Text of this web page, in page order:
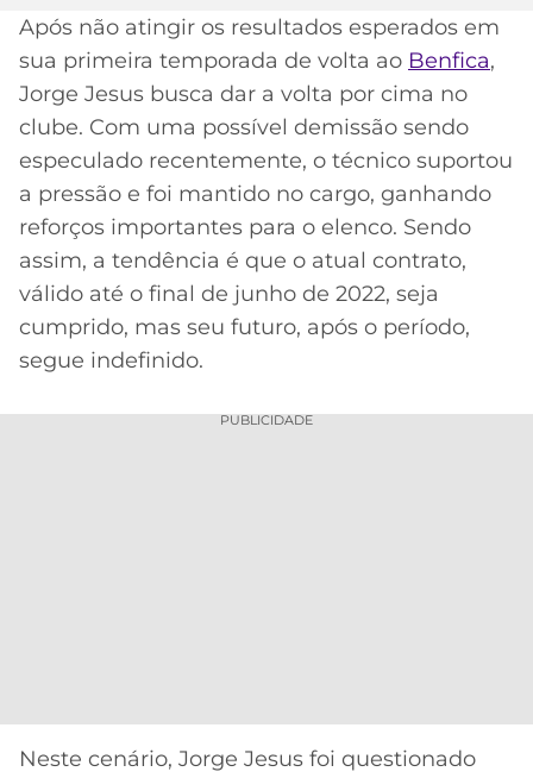
BETBOOM
CÓDIGO
DE
INDICAÇÃO
BET365
CÓDIGO
BETANO
MELHORES
APPS
DE
PALMEIRAS
CORINTHIANS
SÃO
PAULO
SANTOS
FLUMINENSE
MG
SÉRIE
A
LIBERTADORES
COPA
DO
BRASIL
PREMIER
LEAGUE
SUL-
ESPORTIVA
MERCADO
DA
BOLA
PALPITES
Após não atingir os resultados esperados em
sua primeira temporada de volta ao Benfica,
Jorge Jesus busca dar a volta por cima no
clube. Com uma possível demissão sendo
especulado recentemente, o técnico suportou
a pressão e foi mantido no cargo, ganhando
reforços importantes para o elenco. Sendo
assim, a tendência é que o atual contrato,
válido até o final de junho de 2022, seja
cumprido, mas seu futuro, após o período,
segue indefinido.
PUBLICIDADE
Neste cenário, Jorge Jesus foi questionado